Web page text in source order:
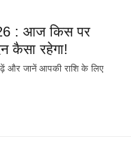
: आज किस पर
कैसा रहेगा!
और जानें आपकी राशि के लिए